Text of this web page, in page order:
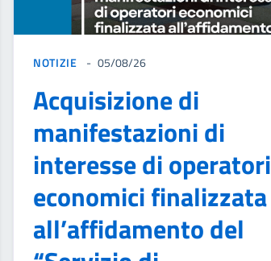
NOTIZIE 05/08/26
Acquisizione di
manifestazioni di
interesse di operatori
economici finalizzata
all’affidamento del